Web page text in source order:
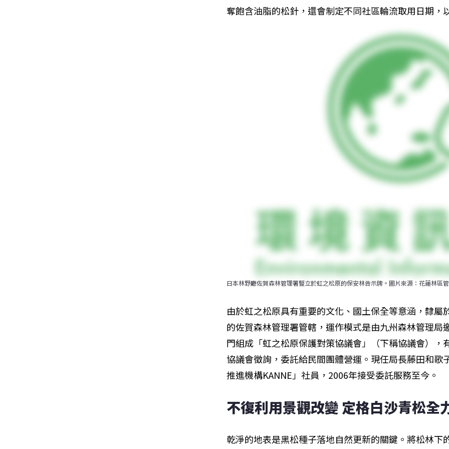
奪飽含油脂的松針，還會制定不同社區輪流取用日期，
日本林野廳佐賀森林管理署豎立於虹之松原的保安林告示牌。圖片來源：花蓮林區
由於虹之松原具有重要的文化、國土保全等意涵，隸
的佐賀森林管理署管轄，運作模式是由九州森林管理局
門組成「虹之松原保護對策協議會」（下稱協議會），
協議會徵詢，委託給民間團體營運。現任局長藤田和歌
推進機構KANNE」社員，2006年接受委託服務至今。
不復利用景觀改變 定格白沙青松全
乾淨的地表是黑松種子落地自然更新的關鍵。將松林下